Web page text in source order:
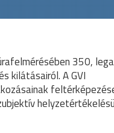
350,
kilátásairól. A GVI